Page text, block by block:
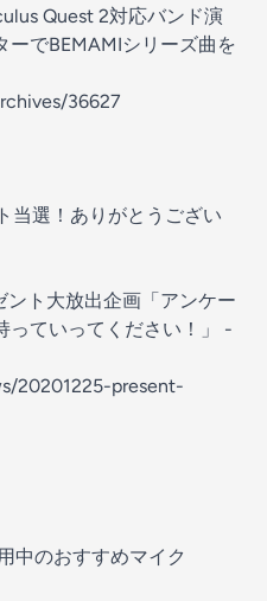
Quest 2対応バンド演
ーでBEMAMIシリーズ曲を
36627
当選！ありがとうござい
ト大放出企画「アンケー
っていってください！」 -
20201225-present-
中のおすすめマイク